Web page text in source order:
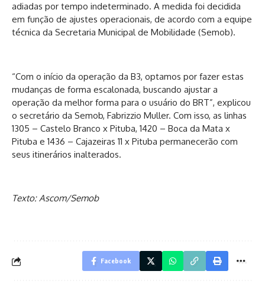
adiadas por tempo indeterminado. A medida foi decidida
em função de ajustes operacionais, de acordo com a equipe
técnica da Secretaria Municipal de Mobilidade (Semob).
“Com o início da operação da B3, optamos por fazer estas
mudanças de forma escalonada, buscando ajustar a
operação da melhor forma para o usuário do BRT”, explicou
o secretário da Semob, Fabrizzio Muller. Com isso, as linhas
1305 – Castelo Branco x Pituba, 1420 – Boca da Mata x
Pituba e 1436 – Cajazeiras 11 x Pituba permanecerão com
seus itinerários inalterados.
Texto: Ascom/Semob
Facebook